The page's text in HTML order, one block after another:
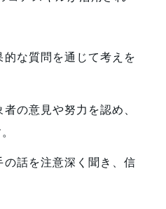
的な質問を通じて考えを
の意見や努力を認め、
の話を注意深く聞き、信